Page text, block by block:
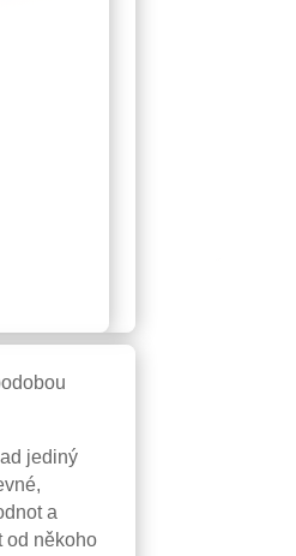
jediný
a
od někoho